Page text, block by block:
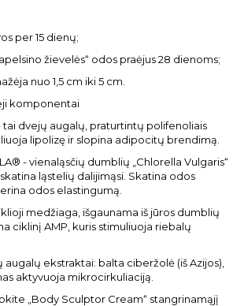
per 15 dienų;
žievelės“ odos praėjus 28 dienoms;
nuo 1,5 cm iki 5 cm.
komponentai
- tai dvejų augalų, praturtintų polifenoliais
lipolizę ir slopina adipocitų brendimą.
- vienaląsčių dumblių „Chlorella Vulgaris“
ląstelių dalijimąsi. Skatina odos
odos elastingumą.
medžiaga, išgaunama iš jūros dumblių
ciklinį AMP, kuris stimuliuoja riebalų
augalų ekstraktai: balta ciberžolė (iš Azijos),
aktyvuoja mikrocirkuliaciją.
„Body Sculptor Cream“ stangrinamąjį